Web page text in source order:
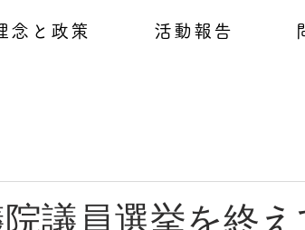
念と政策 活動報告